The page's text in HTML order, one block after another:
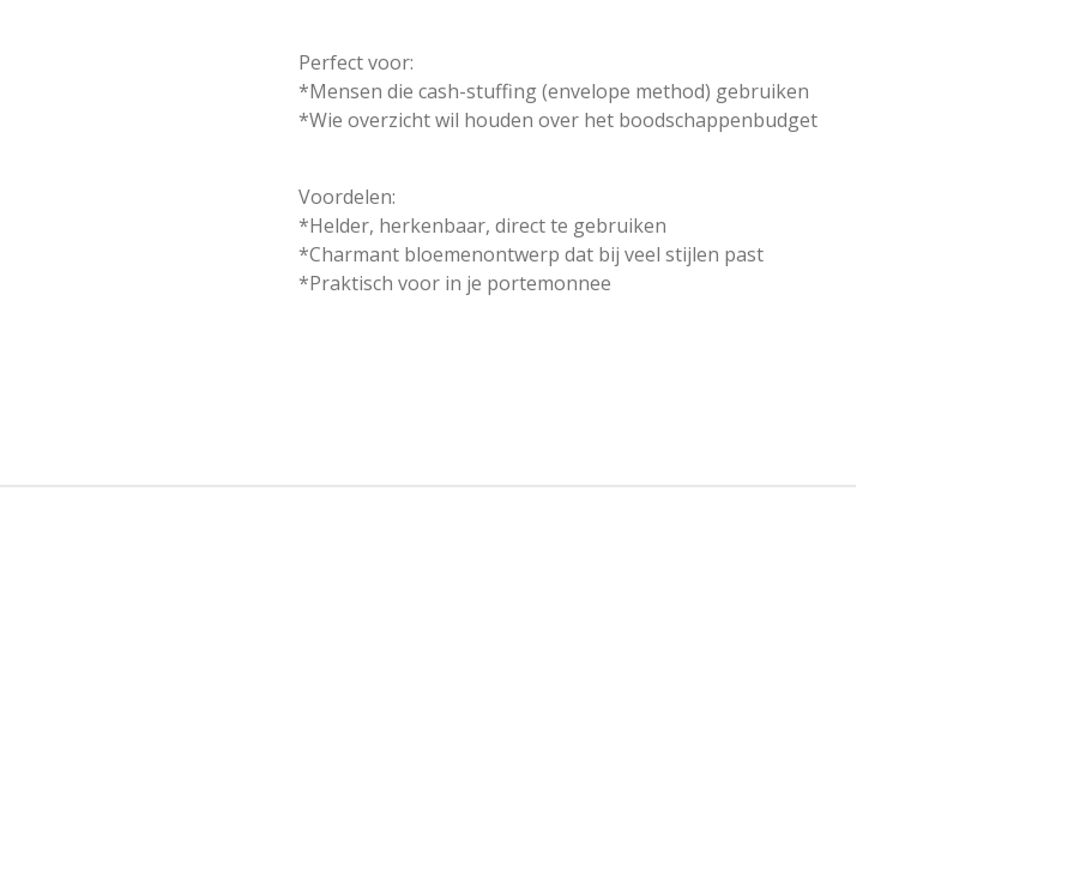
Perfect voor:
*Mensen die cash-stuffing (envelope method) gebruiken
*Wie overzicht wil houden over het boodschappenbudget
Voordelen:
*Helder, herkenbaar, direct te gebruiken
*Charmant bloemenontwerp dat bij veel stijlen past
*Praktisch voor in je portemonnee